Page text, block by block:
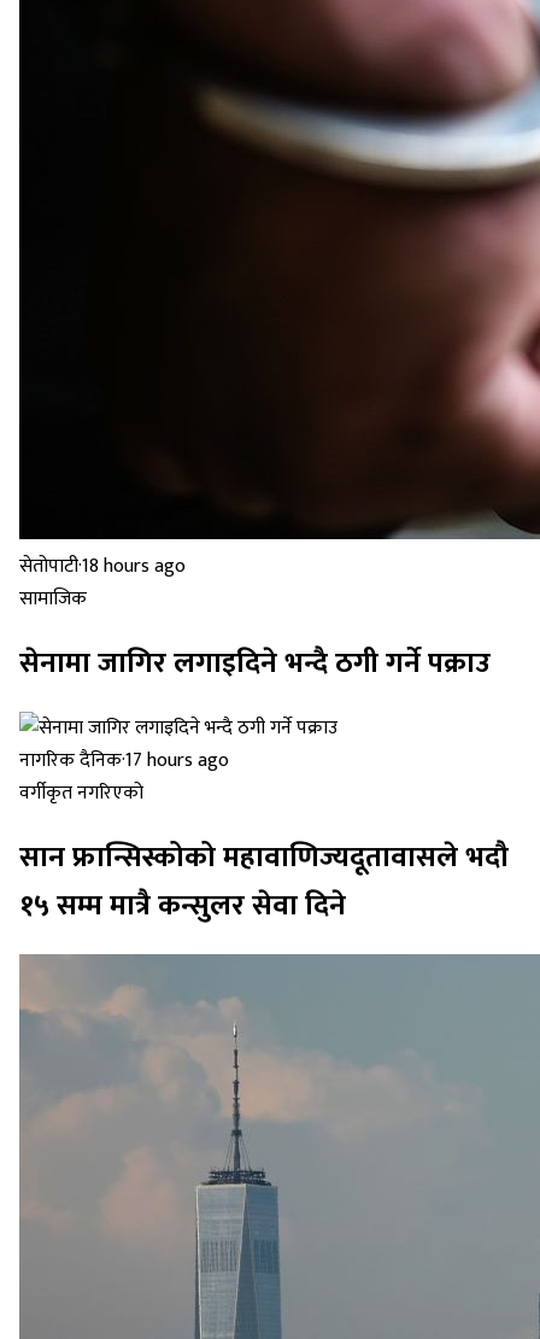
सेतोपाटी·18 hours ago
सामाजिक
सेनामा जागिर लगाइदिने भन्दै ठगी गर्ने पक्राउ
नागरिक दैनिक·17 hours ago
वर्गीकृत नगरिएको
सान फ्रान्सिस्कोको महावाणिज्यदूतावासले भदौ
१५ सम्म मात्रै कन्सुलर सेवा दिने